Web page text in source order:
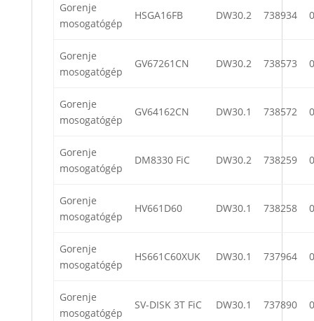
Gorenje
mosogatógép
HSGA16FB DW30.2 738934
Gorenje
mosogatógép
GV67261CN DW30.2 738573
Gorenje
mosogatógép
GV64162CN DW30.1 738572
Gorenje
mosogatógép
DM8330 FiC DW30.2 738259
Gorenje
mosogatógép
HV661D60 DW30.1 738258
Gorenje
mosogatógép
HS661C60XUK DW30.1 737964
Gorenje
mosogatógép
SV-DISK 3T FiC DW30.1 737890